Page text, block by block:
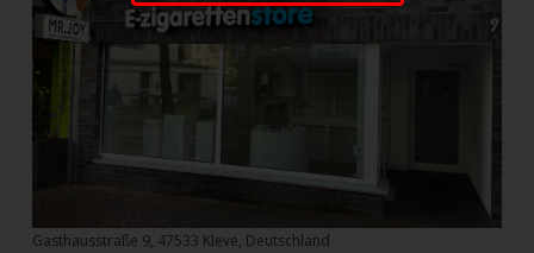
Gasthausstraße 9, 47533 Kleve, Deutschland